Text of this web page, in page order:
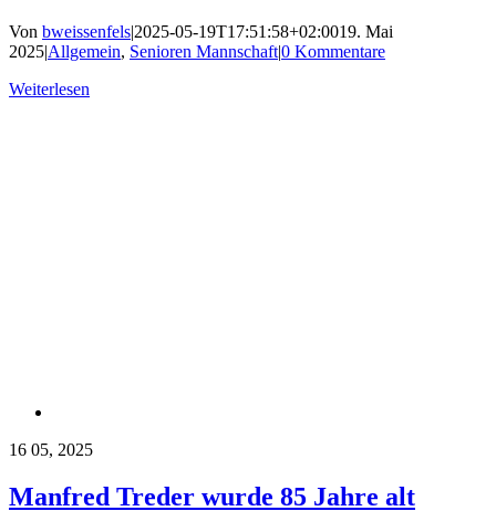
Von bweissenfels|2025-05-19T17:51:58+02:0019. Mai
2025|Allgemein, Senioren Mannschaft|0 Kommentare
Weiterlesen
16 05, 2025
Manfred Treder wurde 85 Jahre alt